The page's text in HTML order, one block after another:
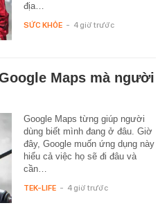
địa…
SỨC KHỎE - 4 giờ trước
Maps mà người
Google Maps từng giúp người
dùng biết mình đang ở đâu. Giờ
đây, Google muốn ứng dụng này
hiểu cả việc họ sẽ đi đâu và
cần…
TEK-LIFE - 4 giờ trước